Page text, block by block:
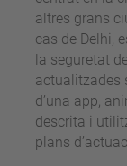
altres grans
cas de Delhi,
la seguretat
actualitzades
d’una app,
descrita i
plans